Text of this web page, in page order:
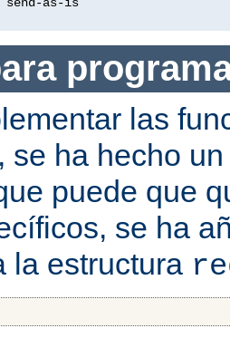
las
se ha hecho
puede que
se ha
la estructura